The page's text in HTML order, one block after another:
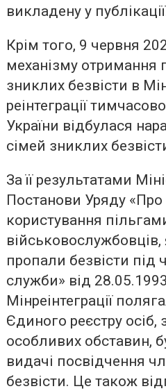
викладену у
Крім того, 9 червня
механізму отримання
зниклих безвісти в
реінтеграції
України відбулася
сімей зниклих
За її результатами
Постанови Уряду
користування
пропали безвісти під
служби» від
Мінреінтеграції
Єдиного реєстру осіб,
особливих обставин,
видачі посвідчення
безвісти. Це також